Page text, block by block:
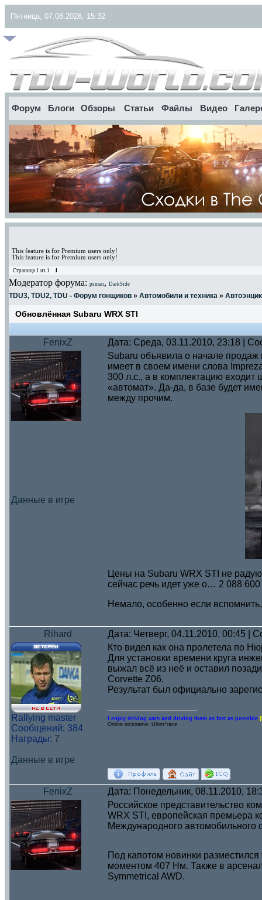
Пятница, 07.08.2026, 15:32
Форум Блоги Обзоры Статьи Файлы Видео
This feature is for Premium users only!
This feature is for Premium users only!
Страница 1 из 1 1
Модератор форума: psman, DarkSide
TDU3, TDU2, TDU - Форум гонщиков » Автомобили и техника »
Обновлённая Subaru WRX STI
FenixZ Дата: Среда, 03.11.2010, 23:18 |
Данные в игре
Subaru объявила о начале продаж
имеет в своем имени слова
300 л.с., а в комплектацию
«автомат». Да-да, в базе будет
между прочим.
Цены на Subaru WRX STI не
сейчас речь идет уже о… 2 088 600
Немало, особенно если
Rihard Дата: Четверг, 04.11.2010, 00:45 |
Rallying master
Сообщений: 384
Награды: 7
Данные в игре
Кто видел как она пролетела по
Для установки времени круга
выжал всё из неё и оставил
Corvette Z06.
Результат был официально
I enjoy driving cars and driving them as fast as possible
Online nickname: Ultim*race
FenixZ Дата: Понедельник, 08.11.2010,
Российское представительство
WRX STI, европейская премьера
Международного автомобильного
Под капотом новинки
моментом 407 Нм. Также в
Symmetrical AWD.